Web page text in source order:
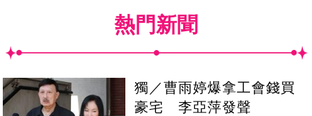
熱門新聞
獨／曹雨婷爆拿工會錢買
豪宅 李亞萍發聲